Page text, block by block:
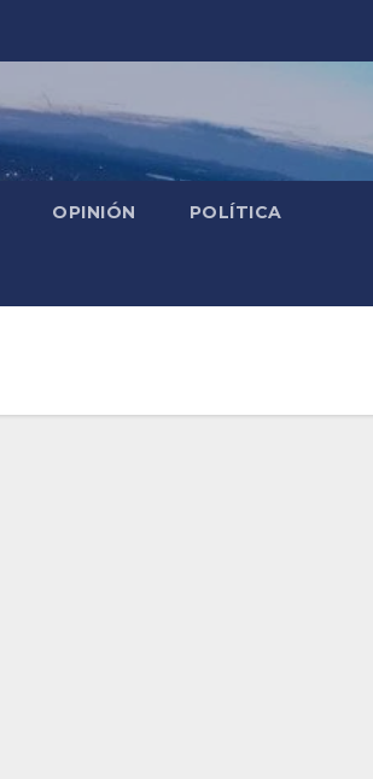
OPINIÓN POLÍTICA